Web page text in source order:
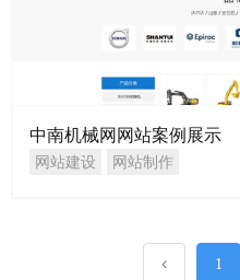
中南机械网网站案例展示
网站建设 网站制作
1